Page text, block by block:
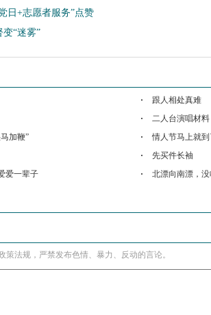
日+志愿者服务”点赞
“迷雾”
跟人相处真难
二人台演唱材料
加鞭”
情人节马上就
先买件长袖
爱一辈子
北漂向南漂，
策法规，严禁发布色情、暴力、反动的言论。